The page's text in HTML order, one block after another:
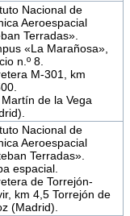
Nacional de
Aeroespacial
Terradas».
«La Marañosa»,
n.º 8.
M-301, km
de la Vega
Nacional de
Aeroespacial
Terradas».
espacial.
de Torrejón-
km 4,5 Torrejón de
(Madrid).